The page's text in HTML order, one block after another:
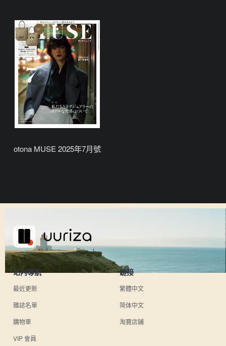
otona MUSE 2025年7月號
站內導航
最近更新
雜誌名單
購物車
VIP 會員
鏈接
繁體中文
简体中文
淘寶店鋪